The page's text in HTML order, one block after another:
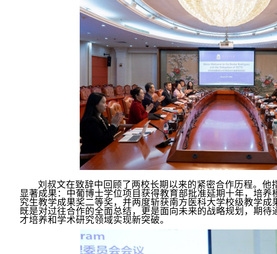
刘叔文在致辞中回顾了两校长期以来的紧密合作历程。他
显著成果：中葡博士学位项目获得教育部批准延期十年，培养
究生教学成果奖二等奖，并两度斩获南方医科大学校级教学成
既是对过往合作的全面总结，更是面向未来的战略规划，期待
才培养和学术研究领域实现新突破。